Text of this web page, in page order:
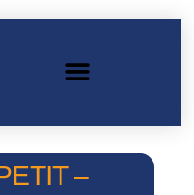
–